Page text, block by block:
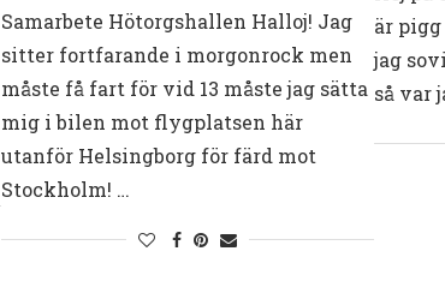
Samarbete Hötorgshallen Halloj! Jag
sitter fortfarande i morgonrock men
måste få fart för vid 13 måste jag sätta
mig i bilen mot flygplatsen här
utanför Helsingborg för färd mot
Stockholm! …
är
jag
så var